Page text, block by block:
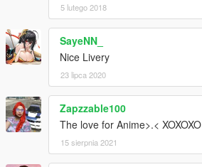
5 lutego 2018
SayeNN_
Nice Livery
23 lipca 2020
Zapzzable100
The love for Anime>.< XOXOXO
15 sierpnia 2021